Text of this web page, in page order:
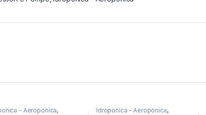
- Aeroponica,
Idroponica - Aeroponica,